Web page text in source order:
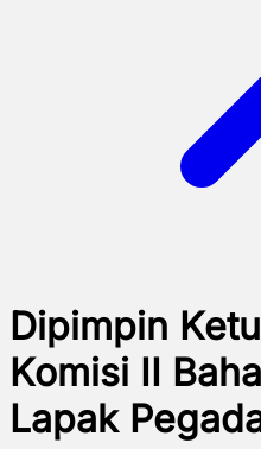
Dipimpin
Komisi II
Lapak